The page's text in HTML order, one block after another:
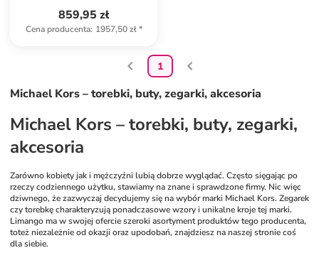
859,95 zł
Cena producenta: 1957,50 zł*
1
Michael Kors – torebki, buty, zegarki, akcesoria
Michael Kors – torebki, buty, zegarki,
akcesoria
Zarówno kobiety jak i mężczyźni lubią dobrze wyglądać. Często sięgając po
rzeczy codziennego użytku, stawiamy na znane i sprawdzone firmy. Nic więc
dziwnego, że zazwyczaj decydujemy się na wybór marki Michael Kors. Zegarek
czy torebkę charakteryzują ponadczasowe wzory i unikalne kroje tej marki.
Limango ma w swojej ofercie szeroki asortyment produktów tego producenta,
toteż niezależnie od okazji oraz upodobań, znajdziesz na naszej stronie coś
dla siebie.